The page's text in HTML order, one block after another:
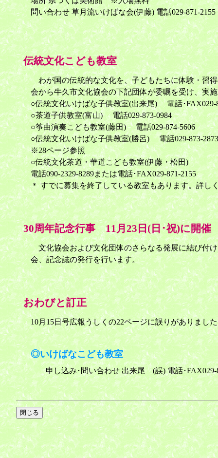
問い合わせ 草月流いけばな会(伊藤) 電話029-871-2155
伝統文化こども教室
わが国の伝統的な文化を、子どもたちに体験・習
会から牛久市文化協会の下記団体が委嘱を受け、実
○伝統文化いけばな子供教室(出来尾) 電話･FAX029-
○茶道子供教室(富山) 電話029-873-0984
○筝曲演奏こども教室(藤田) 電話029-874-5606
○伝統文化いけばな子供教室(勝呂) 電話029-873-2873
※28ページ参照
○伝統文化茶道・華道こども教室(伊藤・松田)
電話090-2329-8289または電話･FAX029-871-2155
＊ すでに募集を終了している教室もあります。詳し
30周年記念行事 11月23日(日･祝)に開催
文化協会および文化団体のさらなる発展に結び付
会、記念誌の発行を行います。
おわびと訂正
10月15日号広報うしくの22ページに誤りがありまし
◎いけばなこども教室
申し込み･問い合わせ 出来尾 (誤) 電話･